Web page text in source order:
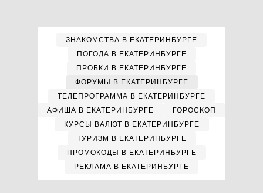
ЗНАКОМСТВА В ЕКАТЕРИНБУРГЕ
ПОГОДА В ЕКАТЕРИНБУРГЕ
ПРОБКИ В ЕКАТЕРИНБУРГЕ
ФОРУМЫ В ЕКАТЕРИНБУРГЕ
ТЕЛЕПРОГРАММА В ЕКАТЕРИНБУРГЕ
АФИША В ЕКАТЕРИНБУРГЕ
ГОРОСКОП
КУРСЫ ВАЛЮТ В ЕКАТЕРИНБУРГЕ
ТУРИЗМ В ЕКАТЕРИНБУРГЕ
ПРОМОКОДЫ В ЕКАТЕРИНБУРГЕ
РЕКЛАМА В ЕКАТЕРИНБУРГЕ